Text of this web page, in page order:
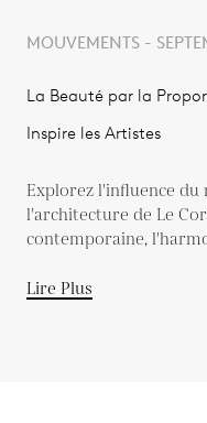
MOUVEMENTS -
La Beauté par la
Inspire les Artistes
Explorez l'influence
l'architecture de Le
contemporaine,
Lire Plus